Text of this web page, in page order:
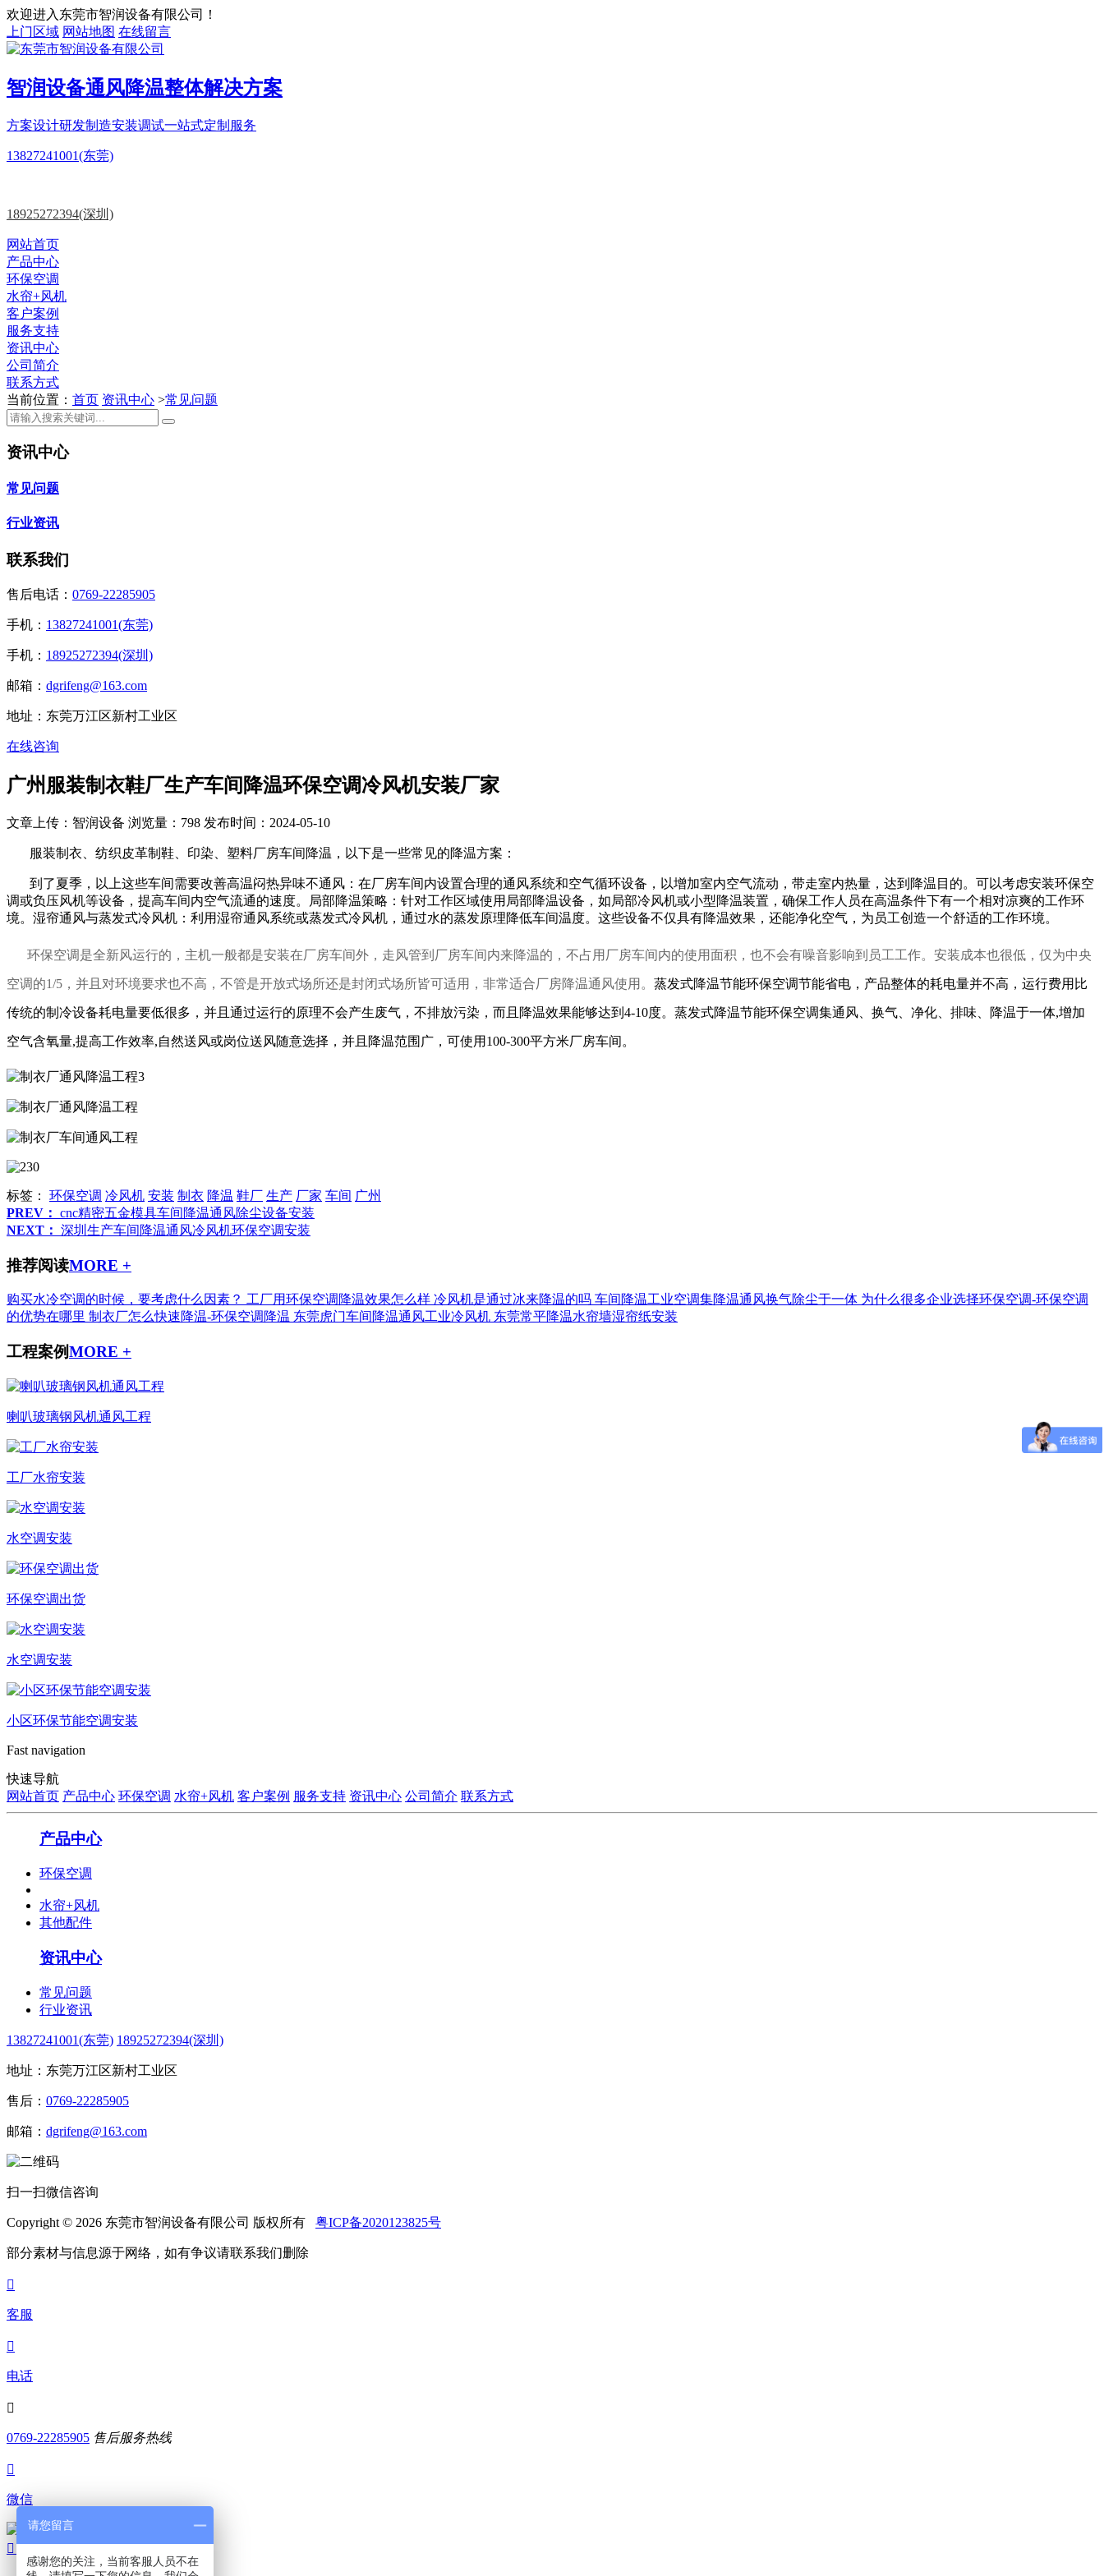
欢迎进入东莞市智润设备有限公司！
上门区域 网站地图 在线留言
智润设备通风降温整体解决方案
方案设计研发制造安装调试一站式定制服务
13827241001(东莞)
18925272394(深圳)
网站首页
产品中心
环保空调
水帘+风机
客户案例
服务支持
资讯中心
公司简介
联系方式
当前位置： 首页 资讯中心 >常见问题
资讯中心
常见问题
行业资讯
联系我们
售后电话： 0769-22285905
手机： 13827241001(东莞)
手机： 18925272394(深圳)
邮箱： dgrifeng@163.com
地址：东莞万江区新村工业区
在线咨询
广州服装制衣鞋厂生产车间降温环保空调冷风机安装厂家
文章上传：智润设备 浏览量：798 发布时间：2024-05-10
服装制衣、纺织皮革制鞋、印染、塑料厂房车间降温，以下是一些常见的降温方案：
到了夏季，以上这些车间需要改善高温闷热异味不通风：在厂房车间内设置合理的通风系统和空气循环设备，以增加室内空气流动，带走室内热量，达到降温目的。可以考虑安装环保空
调或负压风机等设备，提高车间内空气流通的速度。局部降温策略：针对工作区域使用局部降温设备，如局部冷风机或小型降温装置，确保工作人员在高温条件下有一个相对凉爽的工作环
境。湿帘通风与蒸发式冷风机：利用湿帘通风系统或蒸发式冷风机，通过水的蒸发原理降低车间温度。这些设备不仅具有降温效果，还能净化空气，为员工创造一个舒适的工作环境。
环保空调是全新风运行的，主机一般都是安装在厂房车间外，走风管到厂房车间内来降温的，不占用厂房车间内的使用面积，也不会有噪音影响到员工工作。安装成本也很低，仅为中央
空调的1/5，并且对环境要求也不高，不管是开放式场所还是封闭式场所皆可适用，非常适合厂房降温通风使用。 蒸发式降温节能环保空调节能省电，产品整体的耗电量并不高，运行费用比
传统的制冷设备耗电量要低很多，并且通过运行的原理不会产生废气，不排放污染，而且降温效果能够达到4-10度。蒸发式降温节能环保空调集通风、换气、净化、排味、降温于一体,增加
空气含氧量,提高工作效率,自然送风或岗位送风随意选择，并且降温范围广，可使用100-300平方米厂房车间。
标签： 环保空调 冷风机 安装 制衣 降温 鞋厂 生产 厂家 车间 广州
PREV： cnc精密五金模具车间降温通风除尘设备安装
NEXT： 深圳生产车间降温通风冷风机环保空调安装
推荐阅读MORE +
购买水冷空调的时候，要考虑什么因素？ 工厂用环保空调降温效果怎么样 冷风机是通过冰来降温的吗 车间降温工业空调集降温通风换气除尘于一体 为什么很多企业选择环保空调-环保空调
的优势在哪里 制衣厂怎么快速降温-环保空调降温 东莞虎门车间降温通风工业冷风机 东莞常平降温水帘墙湿帘纸安装
工程案例MORE +
喇叭玻璃钢风机通风工程
工厂水帘安装
水空调安装
环保空调出货
水空调安装
小区环保节能空调安装
Fast navigation
快速导航
网站首页 产品中心 环保空调 水帘+风机 客户案例 服务支持 资讯中心 公司简介 联系方式
产品中心
环保空调
水帘+风机
其他配件
资讯中心
常见问题
行业资讯
13827241001(东莞) 18925272394(深圳)
地址：东莞万江区新村工业区
售后： 0769-22285905
邮箱： dgrifeng@163.com
扫一扫微信咨询
Copyright © 2026 东莞市智润设备有限公司 版权所有 粤ICP备2020123825号
部分素材与信息源于网络，如有争议请联系我们删除

客服

电话

0769-22285905 售后服务热线

微信
 顶部
请您留言
感谢您的关注，当前客服人员不在